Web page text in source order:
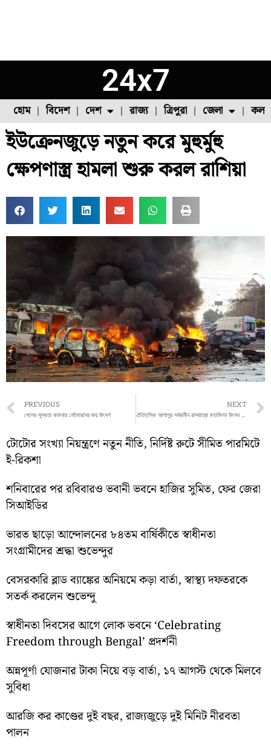
24x7
হোম বিদেশ দেশ
ফুল চাষ ফল চাষ মাছ চাষ
রাজ্য ত্রিপুরা জেলা
উত্তর ২৪ পরগনা
ইউক্রেনজুড়ে নতুন করে মুহুর্মুহু
ক্ষেপণাস্ত্র হামলা শুরু করল রাশিয়া
Prev
PREVIOUS
পেলের সুস্থতা কামনায় নেইমারদের জয় উৎসর্গ
NEXT
ঐতিহাসিক আশাপুর সর্বজনীন রাসযাত্রা মহামিলন উৎসব উদ্বোধন করেন যুব সভাপতি মাহবুবার রহমান গায়েন
টোটোর সংখ্যা নিয়ন্ত্রণে নতুন নীতি, নির্দিষ্ট রুটে সীমিত পারমিটে
ই-রিকশা
শনিবারের পর রবিবারও ভবানী ভবনে হাজির সুমিত, ফের জেরা
সিআইডির
ভারত ছাড়ো আন্দোলনের ৮৪তম বার্ষিকীতে স্বাধীনতা
সংগ্রামীদের শ্রদ্ধা শুভেন্দুর
বেসরকারি ব্লাড ব্যাঙ্কের অনিয়মে কড়া বার্তা, স্বাস্থ্য দফতরকে
সতর্ক করলেন শুভেন্দু
স্বাধীনতা দিবসের আগে লোক ভবনে ‘Celebrating
Freedom through Bengal’ প্রদর্শনী
অন্নপূর্ণা যোজনার টাকা নিয়ে বড় বার্তা, ১৭ আগস্ট থেকে মিলবে
সুবিধা
আরজি কর কাণ্ডের দুই বছর, রাজ্যজুড়ে দুই মিনিট নীরবতা
পালন